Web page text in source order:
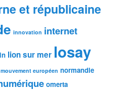
et républicaine
innovation internet
lion sur mer losay
mouvement européen normandie
omerta